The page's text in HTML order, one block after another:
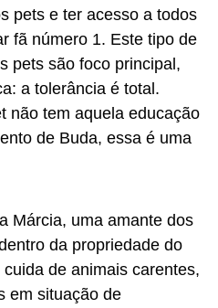
pets e ter acesso a todos
fã número 1. Este tipo de
pets são foco principal,
a tolerância é total.
não tem aquela educação
de Buda, essa é uma
Márcia, uma amante dos
da propriedade do
de animais carentes,
em situação de